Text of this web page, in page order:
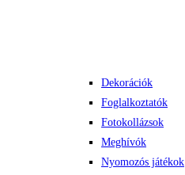
Dekorációk
Foglalkoztatók
Fotokollázsok
Meghívók
Nyomozós játékok